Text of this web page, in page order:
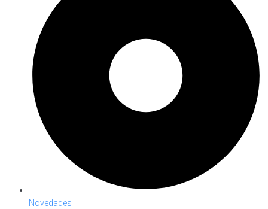
Novedades